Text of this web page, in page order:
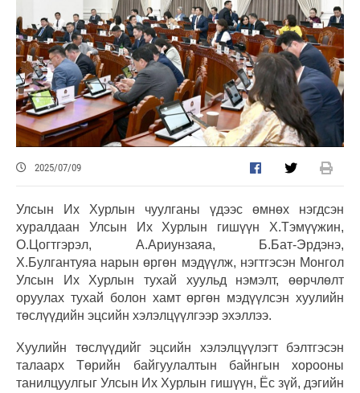
2025/07/09
Улсын Их Хурлын чуулганы үдээс өмнөх нэгдсэн
хуралдаан Улсын Их Хурлын гишүүн Х.Тэмүүжин,
О.Цогтгэрэл, А.Ариунзаяа, Б.Бат-Эрдэнэ,
Х.Булгантуяа нарын өргөн мэдүүлж, нэгтгэсэн Монгол
Улсын Их Хурлын тухай хуульд нэмэлт, өөрчлөлт
оруулах тухай болон хамт өргөн мэдүүлсэн хуулийн
төслүүдийн эцсийн хэлэлцүүлгээр эхэллээ.
Хуулийн төслүүдийг эцсийн хэлэлцүүлэгт бэлтгэсэн
талаарх Төрийн байгуулалтын байнгын хорооны
танилцуулгыг Улсын Их Хурлын гишүүн, Ёс зүй, дэгийн